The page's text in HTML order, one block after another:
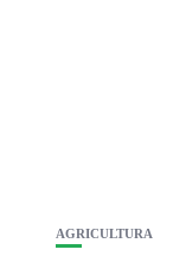
AGRICULTURA